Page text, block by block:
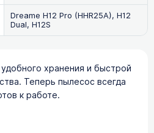
Dreame H12 Pro (HHR25A), H12
Dual, H12S
хранения и быстрой
Теперь пылесос всегда
к работе.